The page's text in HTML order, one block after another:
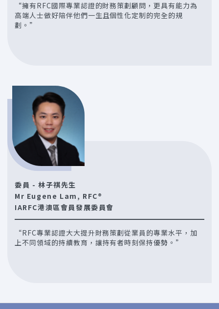
“擁有RFC國際專業認證的財務策劃顧問，更具有能力為
高端人士做好陪伴他們一生且個性化定制的完全的規
劃。”
委員 - 林子祺先生
Mr Eugene Lam, RFC®
IARFC港澳區會員發展委員會
“RFC專業認證大大提升財務策劃從業員的專業水平，加
上不同領域的持續教育，讓持有者時刻保持優勢。”